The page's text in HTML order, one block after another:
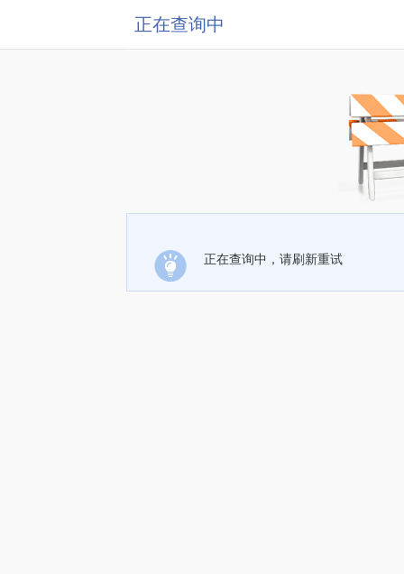
正在查询中
正在查询中，请刷新重试